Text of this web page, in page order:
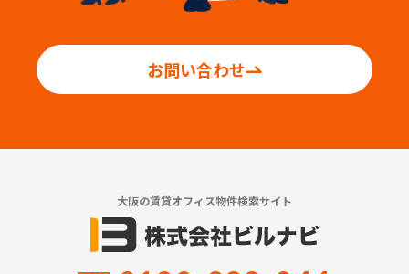
お問い合わせ
大阪の賃貸オフィス物件検索サイト